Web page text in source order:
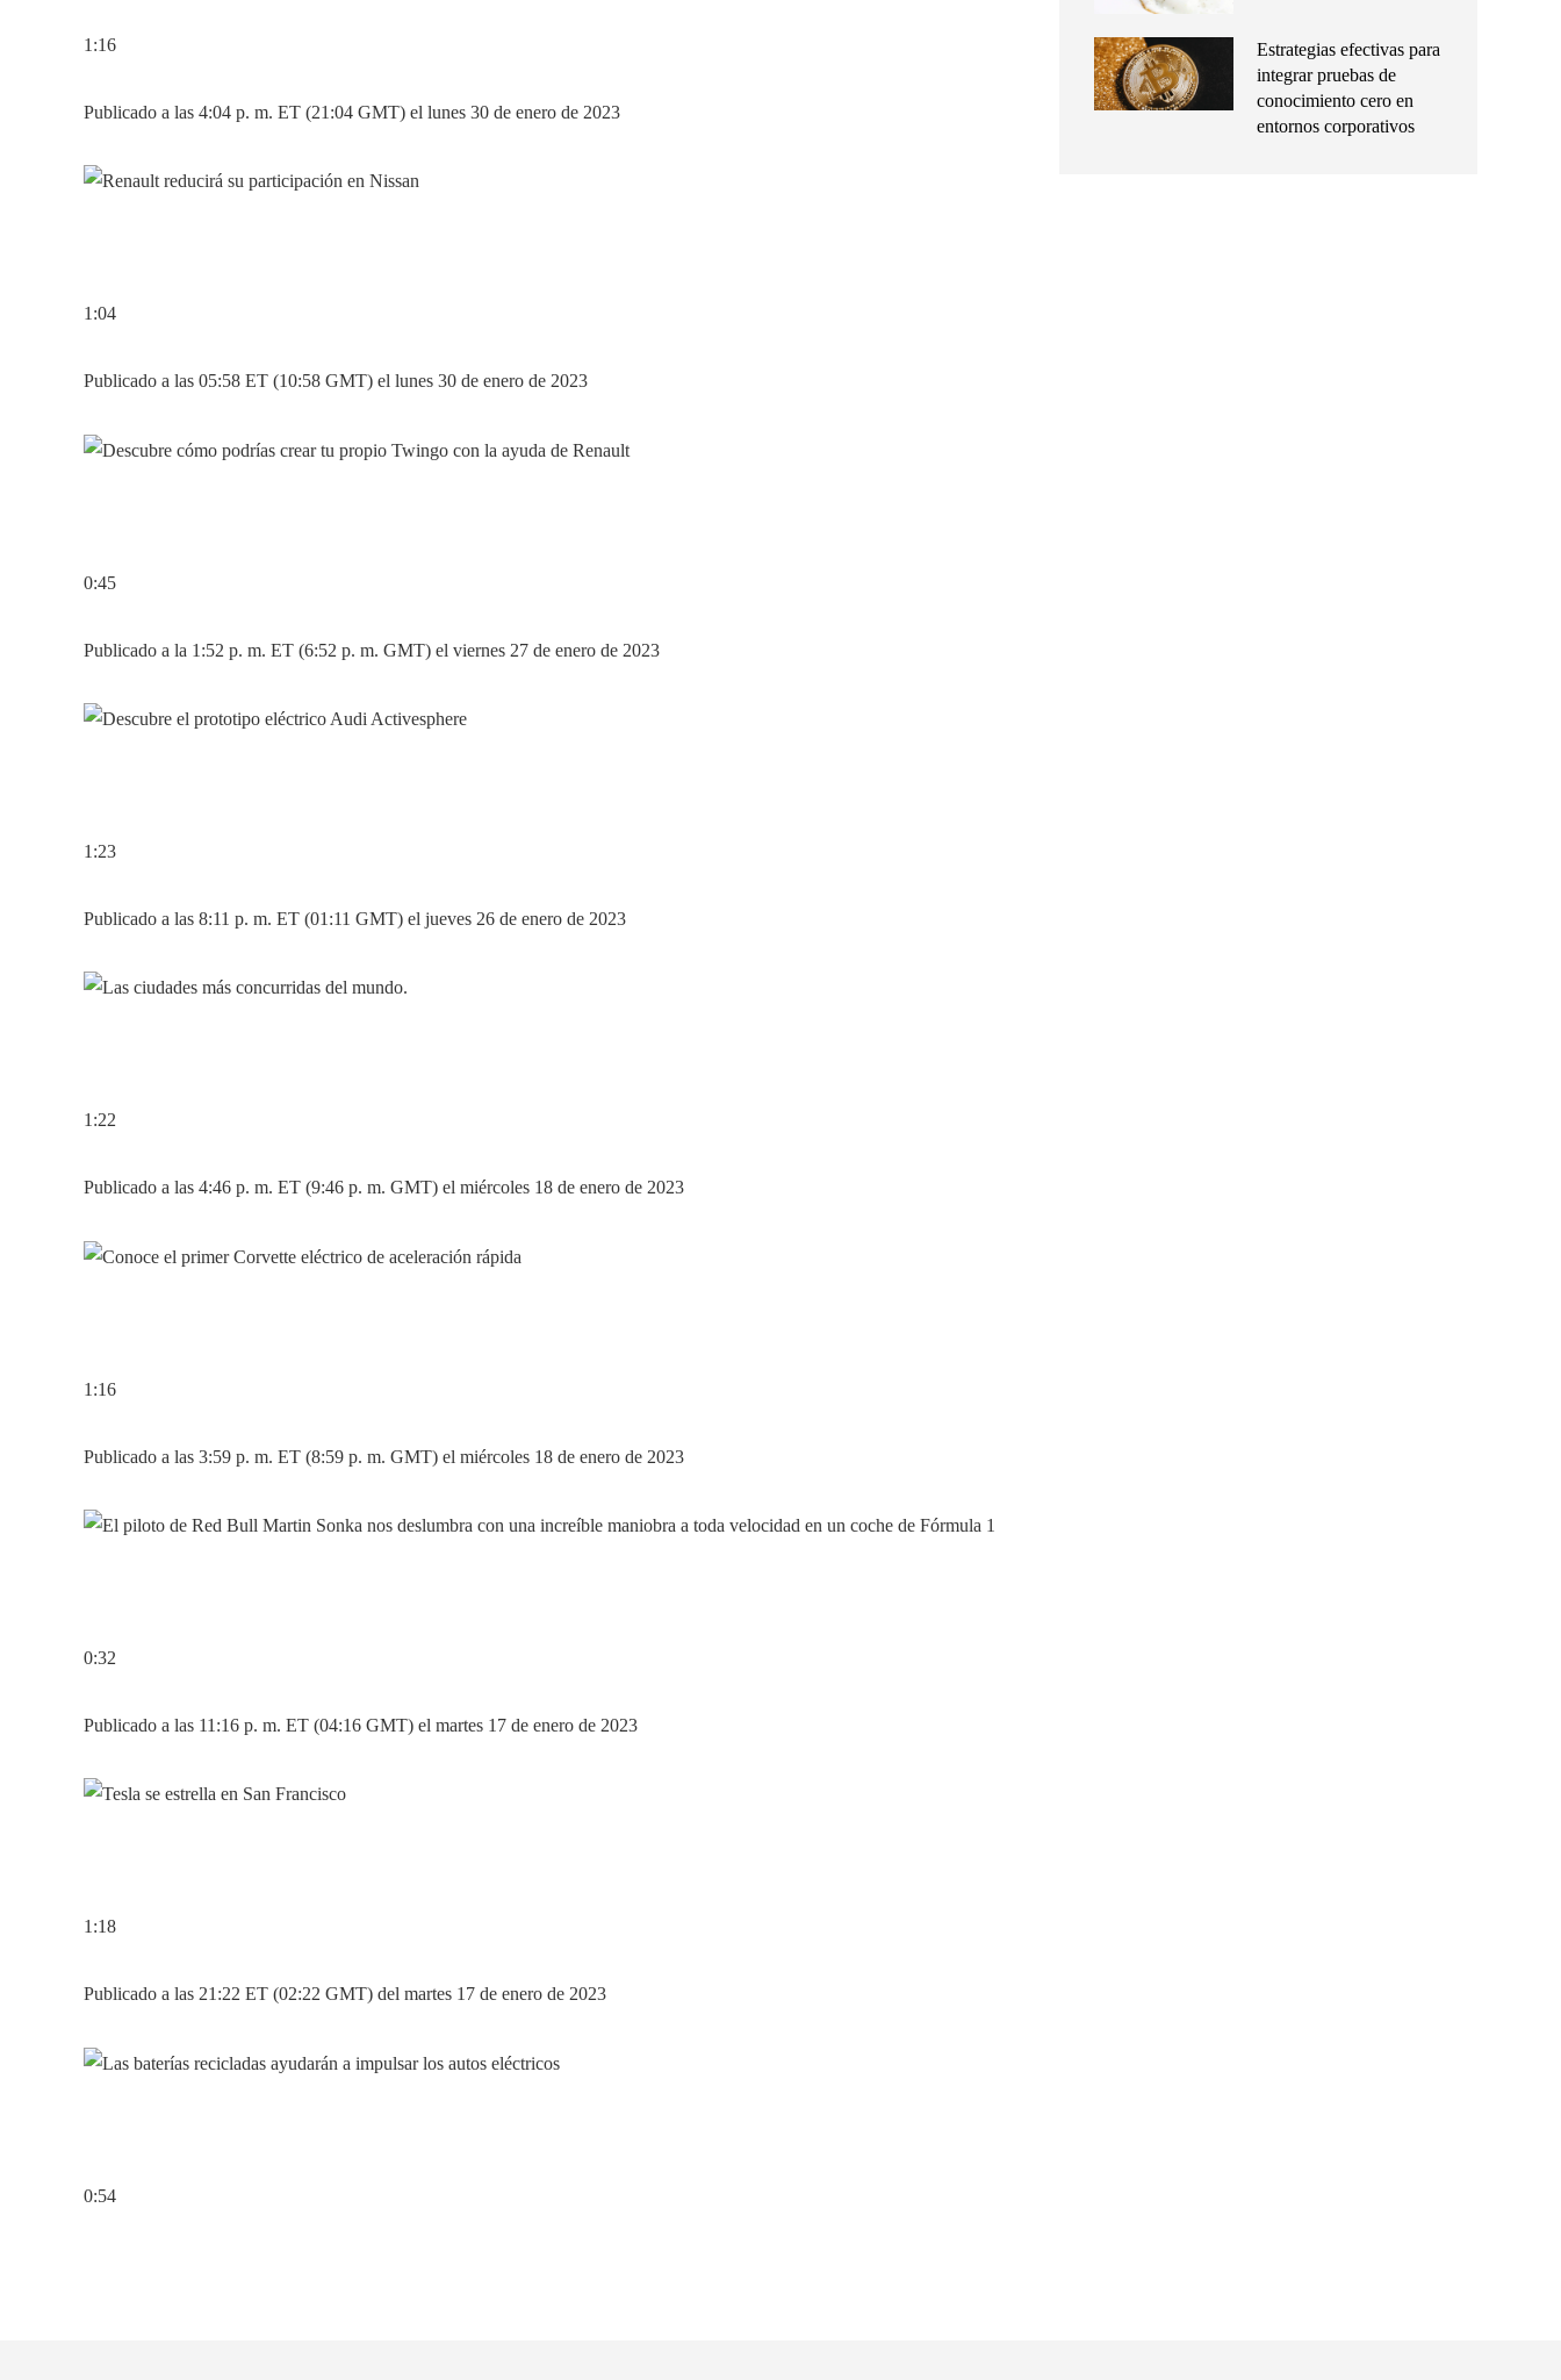
1:16
Publicado a las 4:04 p. m. ET (21:04 GMT) el lunes 30 de enero de 2023
1:04
Publicado a las 05:58 ET (10:58 GMT) el lunes 30 de enero de 2023
0:45
Publicado a la 1:52 p. m. ET (6:52 p. m. GMT) el viernes 27 de enero de 2023
1:23
Publicado a las 8:11 p. m. ET (01:11 GMT) el jueves 26 de enero de 2023
1:22
Publicado a las 4:46 p. m. ET (9:46 p. m. GMT) el miércoles 18 de enero de 2023
1:16
Publicado a las 3:59 p. m. ET (8:59 p. m. GMT) el miércoles 18 de enero de 2023
0:32
Publicado a las 11:16 p. m. ET (04:16 GMT) el martes 17 de enero de 2023
1:18
Publicado a las 21:22 ET (02:22 GMT) del martes 17 de enero de 2023
0:54
Estrategias efectivas para
integrar pruebas de
conocimiento cero en
entornos corporativos